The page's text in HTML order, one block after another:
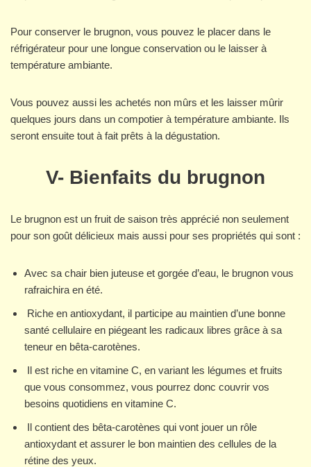
Pour conserver le brugnon, vous pouvez le placer dans le
réfrigérateur pour une longue conservation ou le laisser à
température ambiante.
Vous pouvez aussi les achetés non mûrs et les laisser mûrir
quelques jours dans un compotier à température ambiante. Ils
seront ensuite tout à fait prêts à la dégustation.
V- Bienfaits du brugnon
Le brugnon est un fruit de saison très apprécié non seulement
pour son goût délicieux mais aussi pour ses propriétés qui sont :
Avec sa chair bien juteuse et gorgée d’eau, le brugnon vous
rafraichira en été.
Riche en antioxydant, il participe au maintien d’une bonne
santé cellulaire en piégeant les radicaux libres grâce à sa
teneur en bêta-carotènes.
Il est riche en vitamine C, en variant les légumes et fruits
que vous consommez, vous pourrez donc couvrir vos
besoins quotidiens en vitamine C.
Il contient des bêta-carotènes qui vont jouer un rôle
antioxydant et assurer le bon maintien des cellules de la
rétine des yeux.